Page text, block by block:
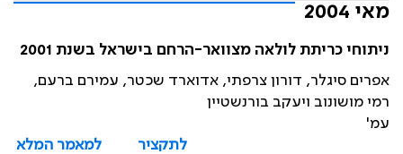
מאי 2004
ניתוחי כריתת לולאה מצוואר-הרחם בישראל בשנת 2001
אפרים סיגלר, דורון צרפתי, אדוארד שכטר, עמירם ברעם,
רמי מושונוב ויעקב בורנשטיין
עמ'
לתקציר
למאמר המלא